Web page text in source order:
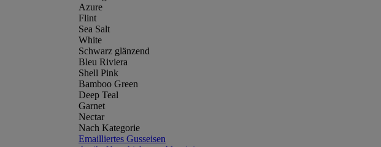
Azure
Flint
Sea Salt
White
Schwarz glänzend
Bleu Riviera
Shell Pink
Bamboo Green
Deep Teal
Garnet
Nectar
Nach Kategorie
Emailliertes Gusseisen